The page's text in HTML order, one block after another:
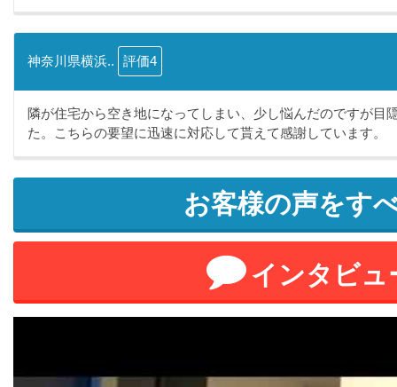
神奈川県横浜.. 評価4
隣が住宅から空き地になってしまい、少し悩んだのですが目
た。こちらの要望に迅速に対応して貰えて感謝しています。
お客様の声をす
インタビュ